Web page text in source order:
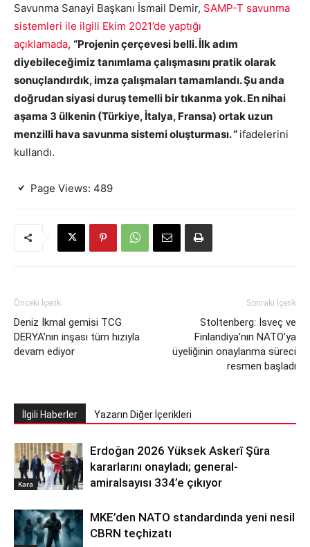
Savunma Sanayi Başkanı İsmail Demir, SAMP-T savunma
sistemleri ile ilgili Ekim 2021’de yaptığı
açıklamada, “Projenin çerçevesi belli. İlk adım
diyebileceğimiz tanımlama çalışmasını pratik olarak
sonuçlandırdık, imza çalışmaları tamamlandı. Şu anda
doğrudan siyasi duruş temelli bir tıkanma yok. En nihai
aşama 3 ülkenin (Türkiye, İtalya, Fransa) ortak uzun
menzilli hava savunma sistemi oluşturması. “ ifadelerini
kullandı.
Page Views: 489
Önceki İçerik
Deniz İkmal gemisi TCG
DERYA’nın inşası tüm hızıyla
devam ediyor
Sonraki İçerik
Stoltenberg: İsveç ve
Finlandiya’nın NATO’ya
üyeliğinin onaylanma süreci
resmen başladı
İlgili Haberler Yazarın Diğer İçerikleri
Kara
Erdoğan 2026 Yüksek Askerî Şûra
kararlarını onayladı; general-
amiralsayısı 334’e çıkıyor
MKE’den NATO standardında yeni nesil
CBRN teçhizatı